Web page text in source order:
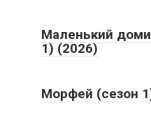
Маленький
1) (2026)
Морфей (сезон